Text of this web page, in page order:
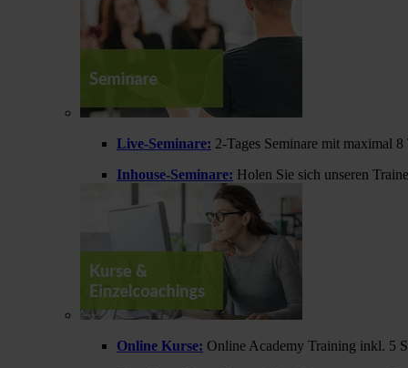
Live-Seminare: 2-Tages Seminare mit maximal
Inhouse-Seminare: Holen Sie sich unseren
Online Kurse: Online Academy Training inkl. 5